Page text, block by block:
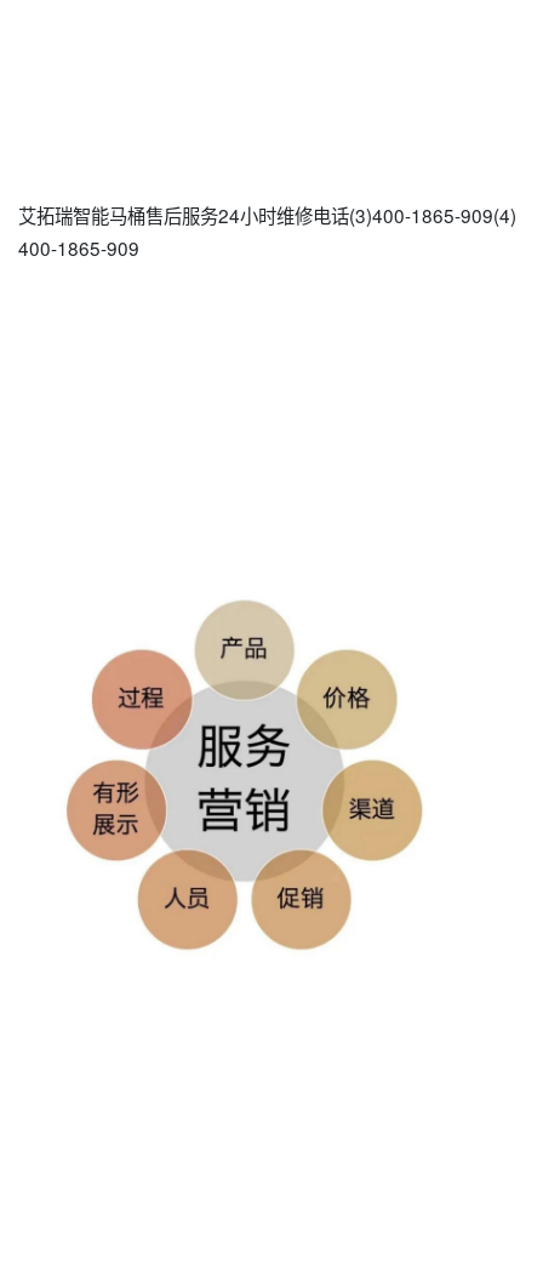
艾拓瑞智能马桶售后服务24小时维修电话(3)400-1865-909(4)
400-1865-909